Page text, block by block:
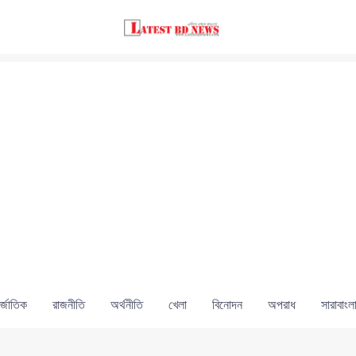
রাজনীতি অর্থনীতি খেলা বিনোদন অপরাধ সারাবাংলা